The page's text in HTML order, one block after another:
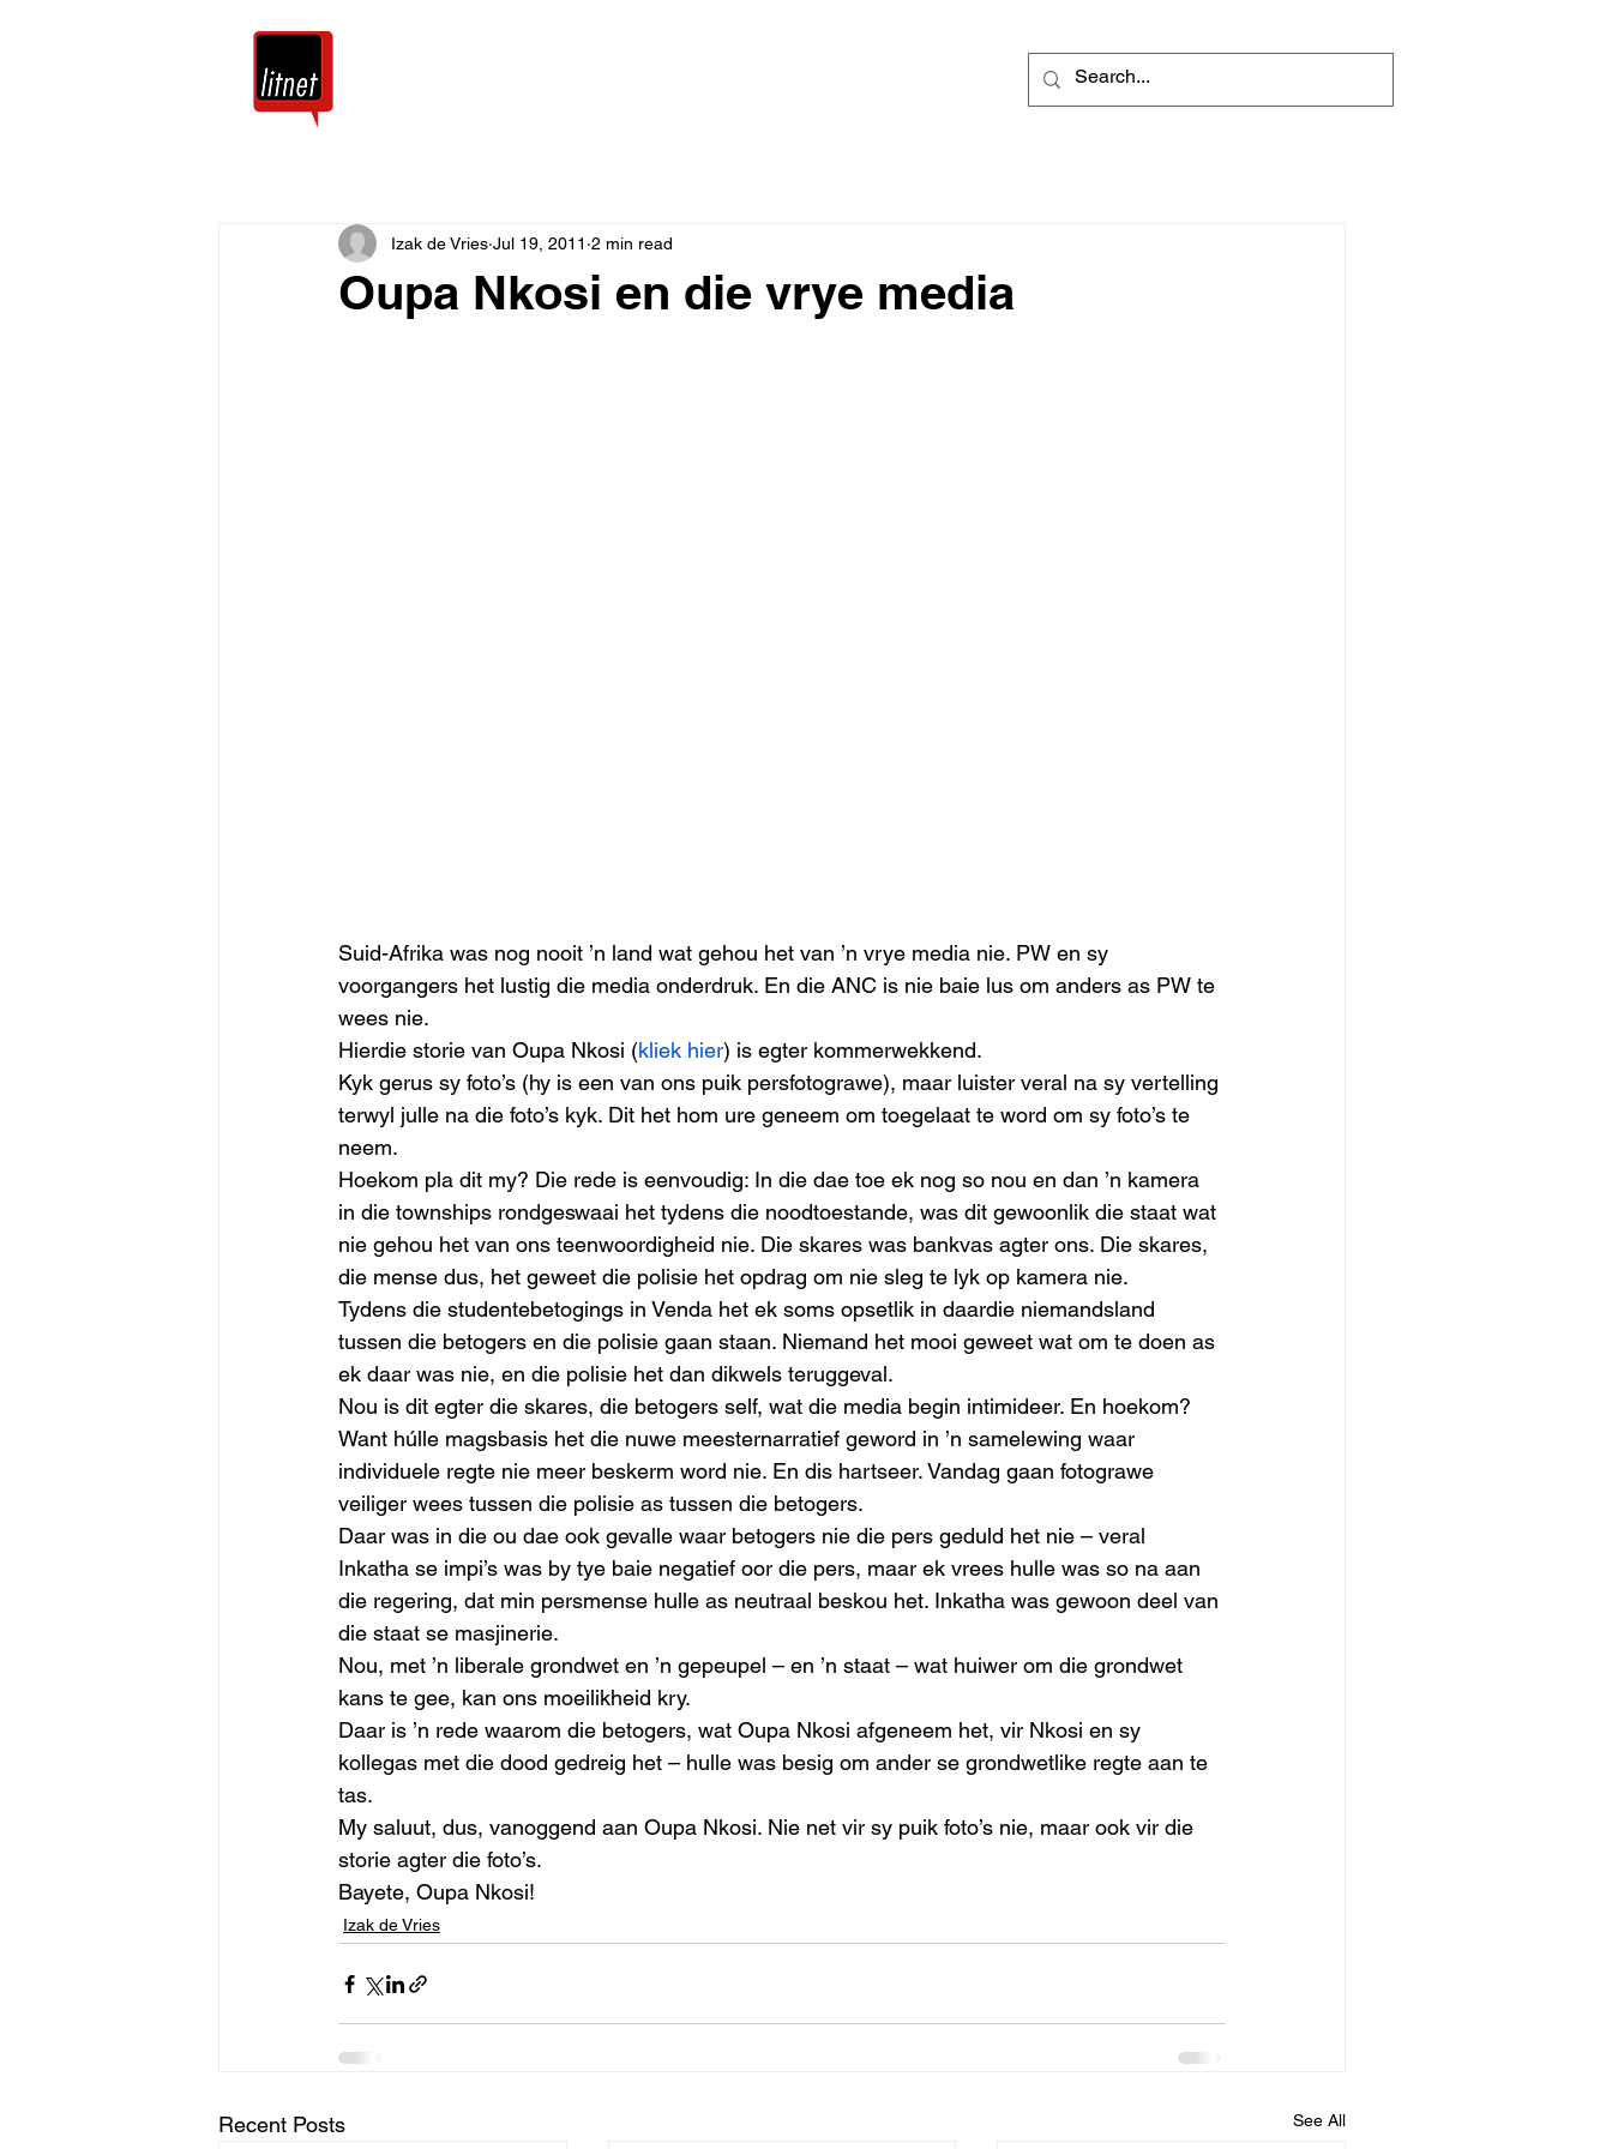
Oupa Nkosi en die vrye media
Izak de Vries Jul 19, 2011 2 min read
Suid-Afrika was nog nooit ’n land wat gehou het van ’n vrye media nie. PW en sy
voorgangers het lustig die media onderdruk. En die ANC is nie baie lus om anders as PW te
wees nie.
Hierdie storie van Oupa Nkosi (kliek hier) is egter kommerwekkend.
Kyk gerus sy foto’s (hy is een van ons puik persfotograwe), maar luister veral na sy vertelling
terwyl julle na die foto’s kyk. Dit het hom ure geneem om toegelaat te word om sy foto’s te
neem.
Hoekom pla dit my? Die rede is eenvoudig: In die dae toe ek nog so nou en dan ’n kamera
in die townships rondgeswaai het tydens die noodtoestande, was dit gewoonlik die staat wat
nie gehou het van ons teenwoordigheid nie. Die skares was bankvas agter ons. Die skares,
die mense dus, het geweet die polisie het opdrag om nie sleg te lyk op kamera nie.
Tydens die studentebetogings in Venda het ek soms opsetlik in daardie niemandsland
tussen die betogers en die polisie gaan staan. Niemand het mooi geweet wat om te doen as
ek daar was nie, en die polisie het dan dikwels teruggeval.
Nou is dit egter die skares, die betogers self, wat die media begin intimideer. En hoekom?
Want húlle magsbasis het die nuwe meesternarratief geword in ’n samelewing waar
individuele regte nie meer beskerm word nie. En dis hartseer. Vandag gaan fotograwe
veiliger wees tussen die polisie as tussen die betogers.
Daar was in die ou dae ook gevalle waar betogers nie die pers geduld het nie – veral
Inkatha se impi’s was by tye baie negatief oor die pers, maar ek vrees hulle was so na aan
die regering, dat min persmense hulle as neutraal beskou het. Inkatha was gewoon deel van
die staat se masjinerie.
Nou, met ’n liberale grondwet en ’n gepeupel – en ’n staat – wat huiwer om die grondwet
kans te gee, kan ons moeilikheid kry.
Daar is ’n rede waarom die betogers, wat Oupa Nkosi afgeneem het, vir Nkosi en sy
kollegas met die dood gedreig het – hulle was besig om ander se grondwetlike regte aan te
tas.
My saluut, dus, vanoggend aan Oupa Nkosi. Nie net vir sy puik foto’s nie, maar ook vir die
storie agter die foto’s.
Bayete, Oupa Nkosi!
Izak de Vries
Recent Posts See All